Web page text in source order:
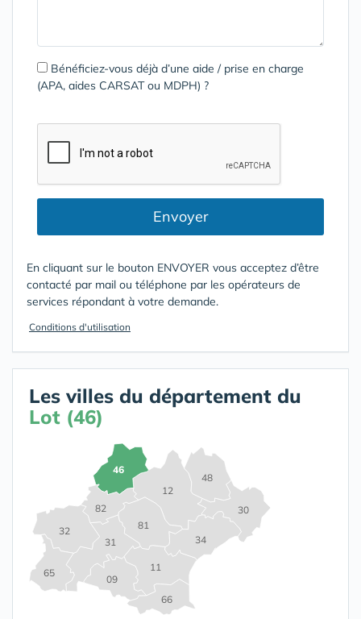
Bénéficiez-vous déjà d’une aide / prise en charge
(APA, aides CARSAT ou MDPH) ?
Envoyer
En cliquant sur le bouton ENVOYER vous acceptez d’être
contacté par mail ou téléphone par les opérateurs de
services répondant à votre demande.
Conditions d'utilisation
Les villes du département du
Lot (46)
09
11
12
30
31
32
34
46
48
65
66
81
82